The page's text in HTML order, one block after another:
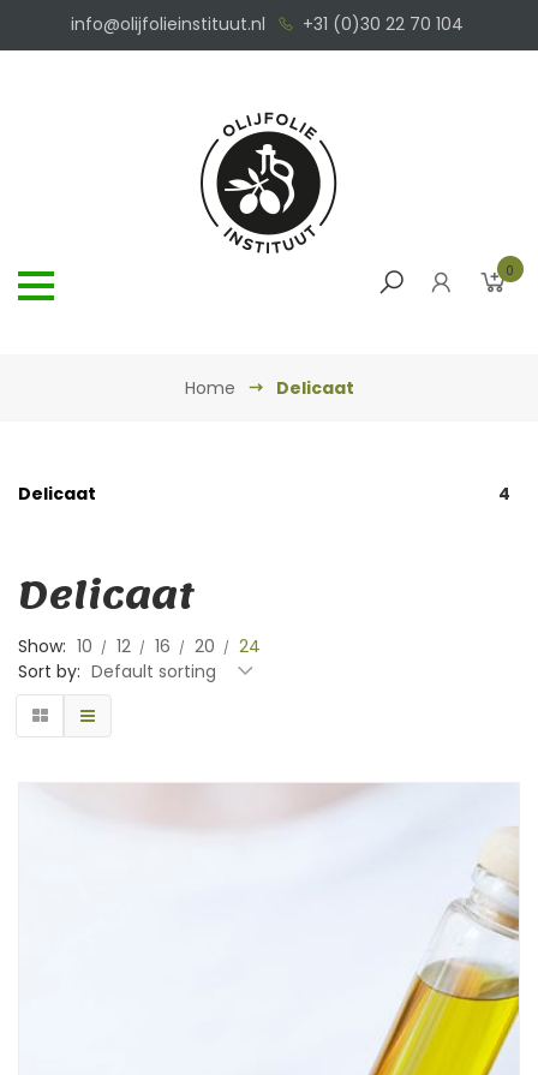
info@olijfolieinstituut.nl +31 (0)30 22 70 104
0
Home Delicaat
Delicaat 4
Delicaat
Show: 10 12 16 20
24
Sort by: Default sorting